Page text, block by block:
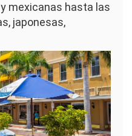
mexicanas hasta las
japonesas,